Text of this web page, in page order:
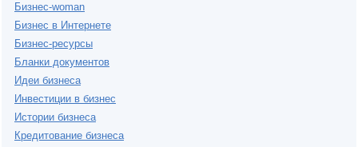
Бизнес-woman
Бизнес в Интернете
Бизнес-ресурсы
Бланки документов
Идеи бизнеса
Инвестиции в бизнес
Истории бизнеса
Кредитование бизнеса